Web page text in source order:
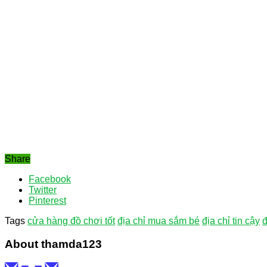
Share
Facebook
Twitter
Pinterest
Tags cửa hàng đồ chơi tốt địa chỉ mua sắm bé địa chỉ tin cậy
About thamda123